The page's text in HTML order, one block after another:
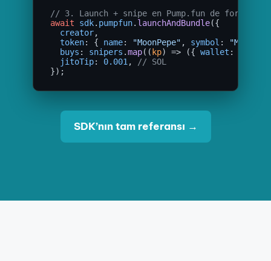
// 3. Launch + snipe en Pump.fun de forma
await
sdk. pumpfun. launchAndBundle({
creator,
token: { name: "MoonPepe" , symbol : "MPEPE"
buys : snipers .map(( kp) => ({ wallet :
jitoTip: 0.001, // SOL
});
SDK’nın tam referansı →